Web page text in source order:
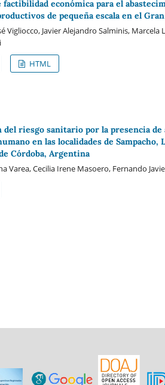
factibilidad económica para el
de pequeña escala en el
Vigliocco, Javier Alejandro Salminis, Marcela
HTML
del riesgo sanitario por la presencia de
en las localidades de
Córdoba, Argentina
Varea, Cecilia Irene Masoero, Fernando